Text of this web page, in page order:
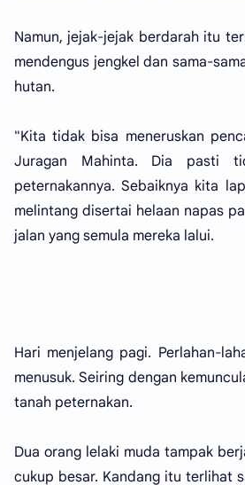
Namun, jejak-jejak berdarah itu
mendengus jengkel dan sama-
hutan.
"Kita tidak bisa meneruskan
Juragan Mahinta. Dia pasti
peternakannya. Sebaiknya kita
melintang disertai helaan napas
jalan yang semula mereka lalui.
Hari menjelang pagi. Perlahan-
menusuk. Seiring dengan
tanah peternakan.
Dua orang lelaki muda tampak
cukup besar. Kandang itu terlihat